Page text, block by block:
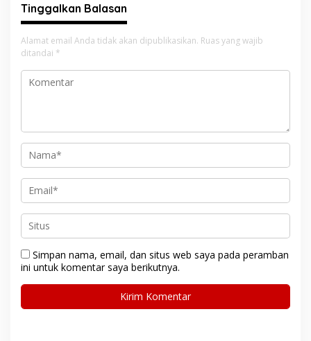
Tinggalkan Balasan
Alamat email Anda tidak akan dipublikasikan. Ruas yang wajib
ditandai *
Simpan nama, email, dan situs web saya pada peramban
ini untuk komentar saya berikutnya.